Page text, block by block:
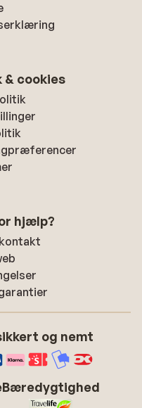
cookies
hjælp?
og nemt
Bæredygtighed